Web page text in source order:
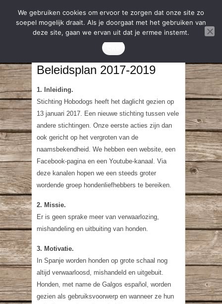
Beleidsplan 2017-2019
1. Inleiding.
Stichting Hobodogs heeft het daglicht gezien op
13 januari 2017. Een nieuwe stichting tussen vele
andere stichtingen. Onze eerste acties zijn dan
ook gericht op het vergroten van de
naamsbekendheid. We hebben een website, een
Facebook-pagina en een Youtube-kanaal. Via
deze kanalen hopen we een steeds groter
wordende groep hondenliefhebbers te bereiken.
2. Missie.
Er is geen sprake meer van verwaarlozing,
mishandeling en uitbuiting van honden.
3. Motivatie.
In Spanje worden honden op grote schaal nog
altijd verwaarloosd, mishandeld en uitgebuit.
Honden, met name de Galgos español, worden
gezien als gebruiksvoorwerp en wanneer ze hun
We gebruiken cookies om ervoor te zorgen dat onze site zo
soepel mogelijk draait. Als je doorgaat met het gebruiken van
deze site, gaan we ervan uit dat je ermee instemt.